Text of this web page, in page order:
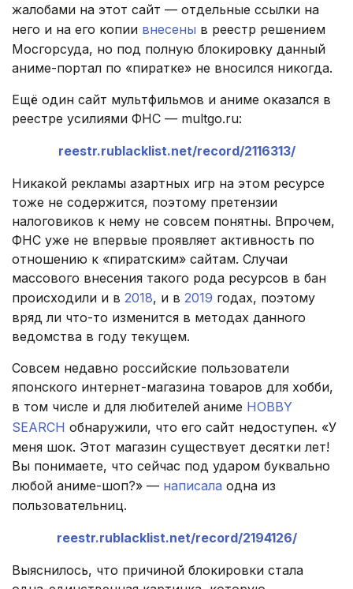
жалобами на этот сайт — отдельные ссылки на
него и на его копии внесены в реестр решением
Мосгорсуда, но под полную блокировку данный
аниме-портал по «пиратке» не вносился никогда.
Ещё один сайт мультфильмов и аниме оказался в
реестре усилиями ФНС — multgo.ru:
reestr.rublacklist.net/record/2116313/
Никакой рекламы азартных игр на этом ресурсе
тоже не содержится, поэтому претензии
налоговиков к нему не совсем понятны. Впрочем,
ФНС уже не впервые проявляет активность по
отношению к «пиратским» сайтам. Случаи
массового внесения такого рода ресурсов в бан
происходили и в 2018, и в 2019 годах, поэтому
вряд ли что-то изменится в методах данного
ведомства в году текущем.
Совсем недавно российские пользователи
японского интернет-магазина товаров для хобби,
в том числе и для любителей аниме HOBBY
SEARCH обнаружили, что его сайт недоступен. «У
меня шок. Этот магазин существует десятки лет!
Вы понимаете, что сейчас под ударом буквально
любой аниме-шоп?» — написала одна из
пользовательниц.
reestr.rublacklist.net/record/2194126/
Выяснилось, что причиной блокировки стала